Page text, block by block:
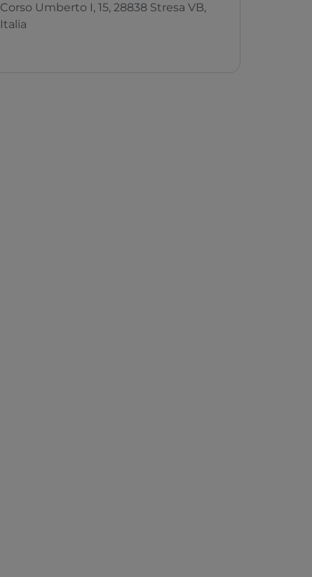
Corso Umberto I, 15, 28838 Stresa VB,
Italia